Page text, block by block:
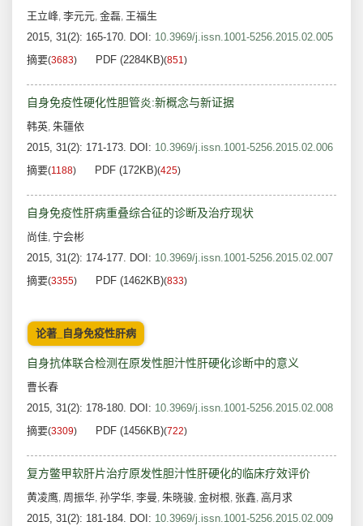
王立峰, 李元元, 金磊, 王福生
2015, 31(2): 165-170. DOI: 10.3969/j.issn.1001-5256.2015.02.005
摘要(3683) PDF (2284KB)(851)
自身免疫性硬化性胆管炎:新概念与新证据
韩英, 朱疆依
2015, 31(2): 171-173. DOI: 10.3969/j.issn.1001-5256.2015.02.006
摘要(1188) PDF (172KB)(425)
自身免疫性肝病重叠综合征的诊断及治疗现状
尚佳, 宁会彬
2015, 31(2): 174-177. DOI: 10.3969/j.issn.1001-5256.2015.02.007
摘要(3355) PDF (1462KB)(833)
论著_自身免疫性肝病
自身抗体联合检测在原发性胆汁性肝硬化诊断中的意义
曹长春
2015, 31(2): 178-180. DOI: 10.3969/j.issn.1001-5256.2015.02.008
摘要(3309) PDF (1456KB)(722)
复方鳖甲软肝片治疗原发性胆汁性肝硬化的临床疗效评价
黄凌鹰, 周振华, 孙学华, 李曼, 朱晓骏, 金树根, 张鑫, 高月求
2015, 31(2): 181-184. DOI: 10.3969/j.issn.1001-5256.2015.02.009